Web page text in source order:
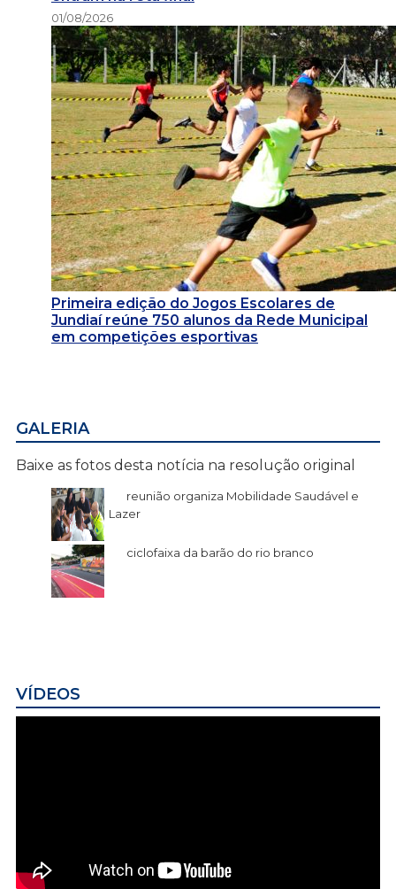
01/08/2026
Primeira edição do Jogos Escolares de
Jundiaí reúne 750 alunos da Rede Municipal
em competições esportivas
GALERIA
Baixe as fotos desta notícia na resolução original
reunião organiza Mobilidade Saudável e
Lazer
ciclofaixa da barão do rio branco
VÍDEOS